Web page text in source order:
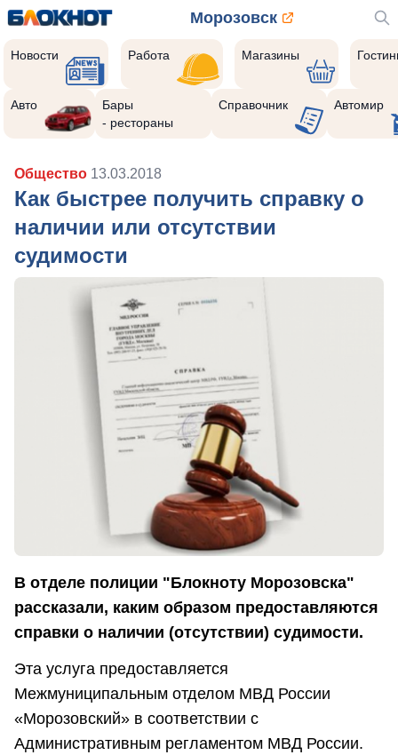
Морозовск
Новости Работа Магазины
Авто
Бары
- рестораны
Справочник Автомир
Общество 13.03.2018
Как быстрее получить справку о
наличии или отсутствии
судимости
В отделе полиции "Блокноту Морозовска"
рассказали, каким образом предоставляются
справки о наличии (отсутствии) судимости.
Эта услуга предоставляется
Межмуниципальным отделом МВД России
«Морозовский» в соответствии с
Административным регламентом МВД России.